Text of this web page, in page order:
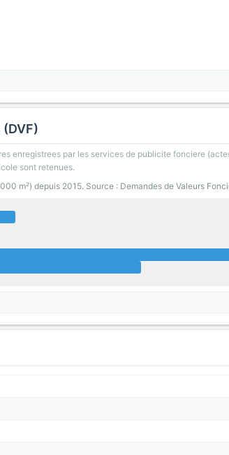
enregistrees par les services de publicite fonciere
sont retenues.
m²) depuis 2015. Source : Demandes de Valeurs